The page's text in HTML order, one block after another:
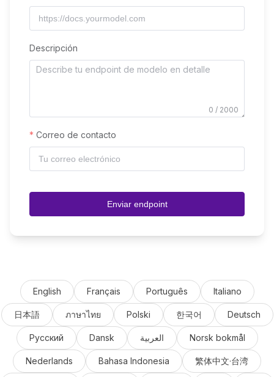
Descripción
0 / 2000
Correo de contacto
Enviar endpoint
English Français Português Italiano
日本語 ภาษาไทย Polski 한국어 Deutsch
Русский Dansk العربية Norsk bokmål
Nederlands Bahasa Indonesia 繁体中文·台湾